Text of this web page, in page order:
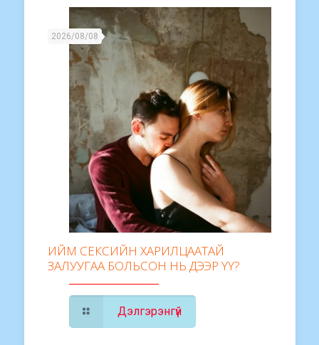
2026/08/08
ИЙМ СЕКСИЙН ХАРИЛЦААТАЙ
ЗАЛУУГАА БОЛЬСОН НЬ ДЭЭР ҮҮ?
Дэлгэрэнгүй